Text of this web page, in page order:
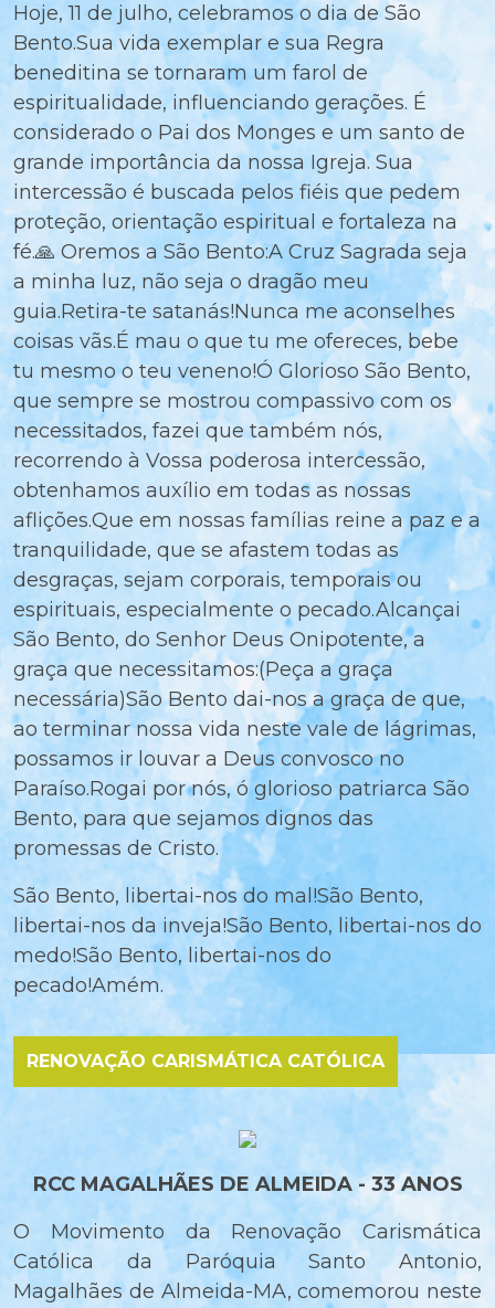
Hoje, 11 de julho, celebramos o dia de São
Bento.Sua vida exemplar e sua Regra
beneditina se tornaram um farol de
espiritualidade, influenciando gerações. É
considerado o Pai dos Monges e um santo de
grande importância da nossa Igreja. Sua
intercessão é buscada pelos fiéis que pedem
proteção, orientação espiritual e fortaleza na
fé.🙏 Oremos a São Bento:A Cruz Sagrada seja
a minha luz, não seja o dragão meu
guia.Retira-te satanás!Nunca me aconselhes
coisas vãs.É mau o que tu me ofereces, bebe
tu mesmo o teu veneno!Ó Glorioso São Bento,
que sempre se mostrou compassivo com os
necessitados, fazei que também nós,
recorrendo à Vossa poderosa intercessão,
obtenhamos auxílio em todas as nossas
aflições.Que em nossas famílias reine a paz e a
tranquilidade, que se afastem todas as
desgraças, sejam corporais, temporais ou
espirituais, especialmente o pecado.Alcançai
São Bento, do Senhor Deus Onipotente, a
graça que necessitamos:(Peça a graça
necessária)São Bento dai-nos a graça de que,
ao terminar nossa vida neste vale de lágrimas,
possamos ir louvar a Deus convosco no
Paraíso.Rogai por nós, ó glorioso patriarca São
Bento, para que sejamos dignos das
promessas de Cristo.
São Bento, libertai-nos do mal!São Bento,
libertai-nos da inveja!São Bento, libertai-nos do
medo!São Bento, libertai-nos do
pecado!Amém.
RENOVAÇÃO CARISMÁTICA CATÓLICA
RCC MAGALHÃES DE ALMEIDA - 33 ANOS
O Movimento da Renovação Carismática
Católica da Paróquia Santo Antonio,
Magalhães de Almeida-MA, comemorou neste